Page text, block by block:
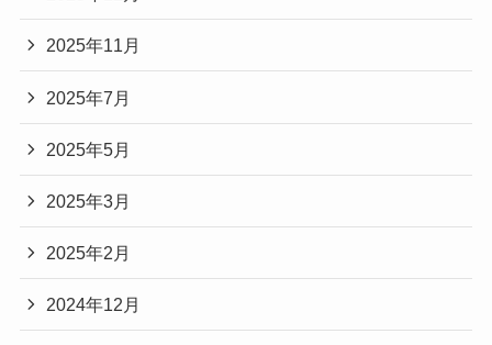
2025年11月
2025年7月
2025年5月
2025年3月
2025年2月
2024年12月